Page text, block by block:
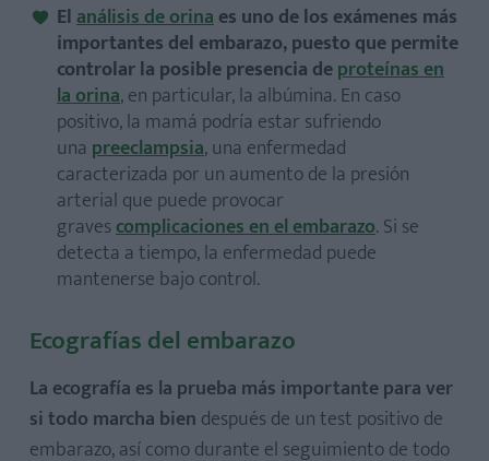
Elanálisis de orinaes uno de los exámenes más
importantes del embarazo, puesto que permite
controlar la posible presencia deproteínas en
la orina, en particular, la albúmina. En caso
positivo, la mamá podría estar sufriendo
una preeclampsia, una enfermedad
caracterizada por un aumento de la presión
arterial que puede provocar
gravescomplicaciones en el embarazo. Si se
detecta a tiempo, la enfermedad puede
mantenerse bajo control.
Ecografías del embarazo
La ecografía es la prueba más importante para ver
si todo marcha bien después de un test positivo de
embarazo, así como durante el seguimiento de todo